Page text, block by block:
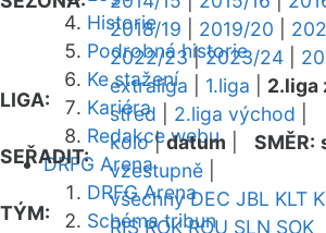
Historie
Podrobná historie
Ke stažení
Kariéra
Redakce webu
DRFG Arena
DRFG Arena
Schéma tribun
2018/19
2019/20
2022/23|2023/24
LIGA:
extraliga 1.liga 2.liga
střed
2.liga východ
SEŘADIT:
kolo|datum SMĚR:
vzestupně
TÝM:
všechny DEC JBL KLT
RIS ROK ROU SLN SOK